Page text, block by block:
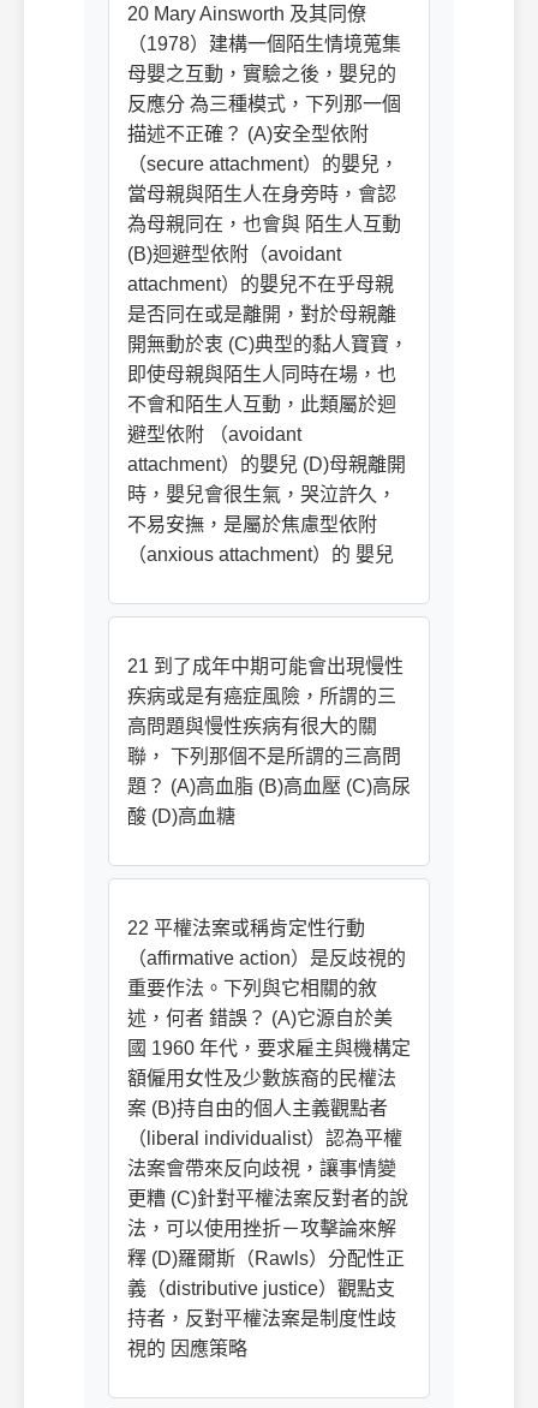
20 Mary Ainsworth 及其同僚
（1978）建構一個陌生情境蒐集
母嬰之互動，實驗之後，嬰兒的
反應分 為三種模式，下列那一個
描述不正確？ (A)安全型依附
（secure attachment）的嬰兒，
當母親與陌生人在身旁時，會認
為母親同在，也會與 陌生人互動
(B)迴避型依附（avoidant
attachment）的嬰兒不在乎母親
是否同在或是離開，對於母親離
開無動於衷 (C)典型的黏人寶寶，
即使母親與陌生人同時在場，也
不會和陌生人互動，此類屬於迴
避型依附 （avoidant
attachment）的嬰兒 (D)母親離開
時，嬰兒會很生氣，哭泣許久，
不易安撫，是屬於焦慮型依附
（anxious attachment）的 嬰兒
21 到了成年中期可能會出現慢性
疾病或是有癌症風險，所謂的三
高問題與慢性疾病有很大的關
聯， 下列那個不是所謂的三高問
題？ (A)高血脂 (B)高血壓 (C)高尿
酸 (D)高血糖
22 平權法案或稱肯定性行動
（affirmative action）是反歧視的
重要作法。下列與它相關的敘
述，何者 錯誤？ (A)它源自於美
國 1960 年代，要求雇主與機構定
額僱用女性及少數族裔的民權法
案 (B)持自由的個人主義觀點者
（liberal individualist）認為平權
法案會帶來反向歧視，讓事情變
更糟 (C)針對平權法案反對者的說
法，可以使用挫折－攻擊論來解
釋 (D)羅爾斯（Rawls）分配性正
義（distributive justice）觀點支
持者，反對平權法案是制度性歧
視的 因應策略